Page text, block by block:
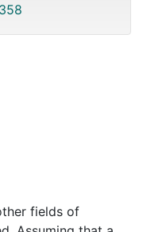
fields of